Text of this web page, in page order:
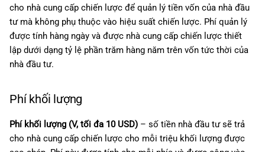
cho nhà cung cấp chiến lược để quản lý tiền vốn của nhà đầu
tư mà không phụ thuộc vào hiệu suất chiến lược. Phí quản lý
được tính hàng ngày và được nhà cung cấp chiến lược thiết
lập dưới dạng tỷ lệ phần trăm hàng năm trên vốn tức thời của
nhà đầu tư.
Phí khối lượng
Phí khối lượng (V, tối đa 10 USD) – số tiền nhà đầu tư sẽ trả
cho nhà cung cấp chiến lược cho mỗi triệu khối lượng được